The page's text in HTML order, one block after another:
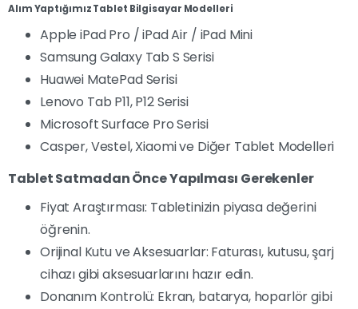
Alım Yaptığımız Tablet Bilgisayar Modelleri
Apple iPad Pro / iPad Air / iPad Mini
Samsung Galaxy Tab S Serisi
Huawei MatePad Serisi
Lenovo Tab P11, P12 Serisi
Microsoft Surface Pro Serisi
Casper, Vestel, Xiaomi ve Diğer Tablet Modelleri
Tablet Satmadan Önce Yapılması Gerekenler
Fiyat Araştırması: Tabletinizin piyasa değerini
öğrenin.
Orijinal Kutu ve Aksesuarlar: Faturası, kutusu, şarj
cihazı gibi aksesuarlarını hazır edin.
Donanım Kontrolü: Ekran, batarya, hoparlör gibi